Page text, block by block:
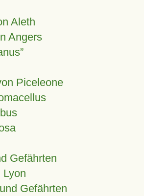
Aleth
Angers
Piceleone
Gefährten
Lyon
Gefährten